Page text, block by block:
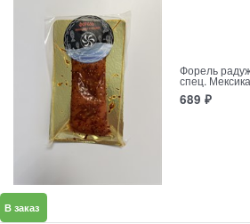
Форель
спец.
689 ₽
В заказ